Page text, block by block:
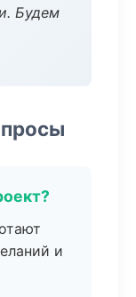
Будем
и